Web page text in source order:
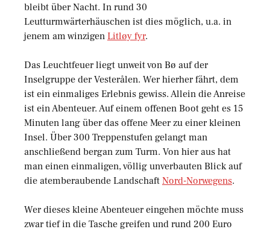
bleibt über Nacht. In rund 30
Leutturmwärterhäuschen ist dies möglich, u.a. in
jenem am winzigen Litløy fyr.
Das Leuchtfeuer liegt unweit von Bø auf der
Inselgruppe der Vesterålen. Wer hierher fährt, dem
ist ein einmaliges Erlebnis gewiss. Allein die Anreise
ist ein Abenteuer. Auf einem offenen Boot geht es 15
Minuten lang über das offene Meer zu einer kleinen
Insel. Über 300 Treppenstufen gelangt man
anschließend bergan zum Turm. Von hier aus hat
man einen einmaligen, völlig unverbauten Blick auf
die atemberaubende Landschaft Nord-Norwegens.
Wer dieses kleine Abenteuer eingehen möchte muss
zwar tief in die Tasche greifen und rund 200 Euro